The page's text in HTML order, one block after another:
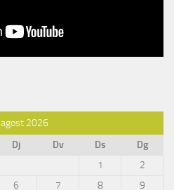
agost 2026
Dj Dv Ds
Dg
1
2
6 7 8
9